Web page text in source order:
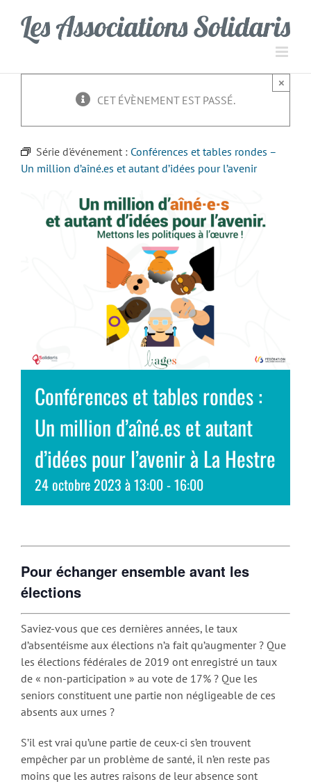
contenu
CET ÉVÈNEMENT EST PASSÉ.
×
Série d'événement : Conférences et tables rondes –
Un million d’aîné.es et autant d’idées pour l’avenir
Conférences et tables rondes :
Un million d’aîné.es et autant
d’idées pour l’avenir à La Hestre
24 octobre 2023 à 13:00-16:00
Pour échanger ensemble avant les
élections
Saviez-vous que ces dernières années, le taux
d’absentéisme aux élections n’a fait qu’augmenter ? Que
les élections fédérales de 2019 ont enregistré un taux
de « non-participation » au vote de 17% ? Que les
seniors constituent une partie non négligeable de ces
absents aux urnes ?
S’il est vrai qu’une partie de ceux-ci s’en trouvent
empêcher par un problème de santé, il n’en reste pas
moins que les autres raisons de leur absence sont